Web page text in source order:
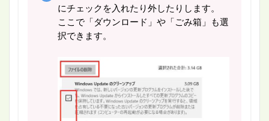
にチェックを入れたり外したりします。
ここで「ダウンロード」や「ごみ箱」も選
択できます。